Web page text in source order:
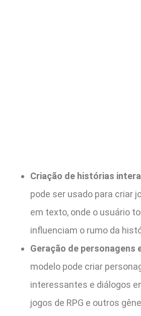
Criação de histórias
pode ser usado para criar
em texto, onde o usuário
influenciam o rumo da
Geração de personagens
modelo pode criar
interessantes e diálogos
jogos de RPG e outros